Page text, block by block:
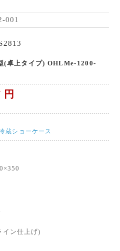
001
(卓上タイプ) OHLMe-1200-
円
蔵ショーケース
イン仕上げ)